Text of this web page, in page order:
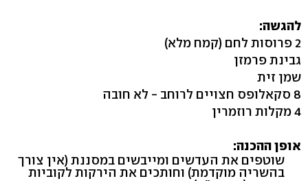
להגשה:
2 פרוסות לחם (קמח מלא)
גבינת פרמזן
שמן זית
8 סקאלופס חצויים לרוחב - לא חובה
4 מקלות רוזמרין
אופן ההכנה:
שוטפים את העדשים ומייבשים במסננת (אין צורך
בהשריה מוקדמת) וחותכים את הירקות לקוביות